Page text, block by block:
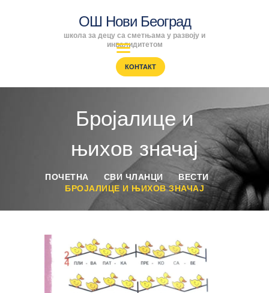
ОШ Нови Београд
школа за децу са сметњама у развоју и
инвалидитетом
КОНТАКТ
Бројалице и
њихов значај
ПОЧЕТНА СВИ ЧЛАНЦИ
ВЕСТИ
БРОЈАЛИЦЕ И ЊИХОВ ЗНАЧАЈ
ОШ Нови Београд
школа за децу са сметњама у развоју и инвалидитетом
SRPSKI
ПРОГРАМИ
ВЕСТИ
ГАЛЕРИЈА
ШКОЛА